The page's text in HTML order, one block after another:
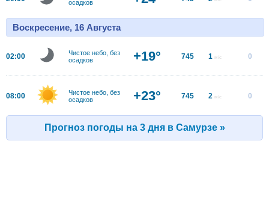
осадков
Воскресение, 16 Августа
02:00
Чистое небо, без
осадков
+19° 745 1 м/с 0
08:00
Чистое небо, без
осадков
+23° 745 2 м/с 0
Прогноз погоды на 3 дня в Самурзе »